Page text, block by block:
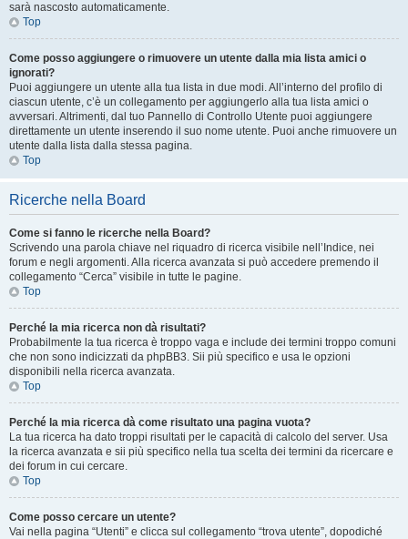
sarà nascosto automaticamente.
Top
Come posso aggiungere o rimuovere un utente dalla mia lista amici o
ignorati?
Puoi aggiungere un utente alla tua lista in due modi. All’interno del profilo di
ciascun utente, c’è un collegamento per aggiungerlo alla tua lista amici o
avversari. Altrimenti, dal tuo Pannello di Controllo Utente puoi aggiungere
direttamente un utente inserendo il suo nome utente. Puoi anche rimuovere un
utente dalla lista dalla stessa pagina.
Top
Ricerche nella Board
Come si fanno le ricerche nella Board?
Scrivendo una parola chiave nel riquadro di ricerca visibile nell’Indice, nei
forum e negli argomenti. Alla ricerca avanzata si può accedere premendo il
collegamento “Cerca” visibile in tutte le pagine.
Top
Perché la mia ricerca non dà risultati?
Probabilmente la tua ricerca è troppo vaga e include dei termini troppo comuni
che non sono indicizzati da phpBB3. Sii più specifico e usa le opzioni
disponibili nella ricerca avanzata.
Top
Perché la mia ricerca dà come risultato una pagina vuota?
La tua ricerca ha dato troppi risultati per le capacità di calcolo del server. Usa
la ricerca avanzata e sii più specifico nella tua scelta dei termini da ricercare e
dei forum in cui cercare.
Top
Come posso cercare un utente?
Vai nella pagina “Utenti” e clicca sul collegamento “trova utente”, dopodiché